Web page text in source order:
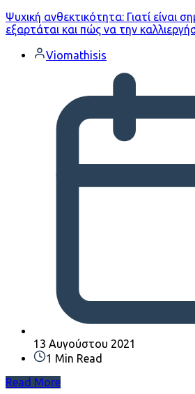
Ψυχική ανθεκτικότητα: Γιατί είναι
εξαρτάται και πώς να την
Viomathisis
13 Αυγούστου 2021
1 Min Read
Read More